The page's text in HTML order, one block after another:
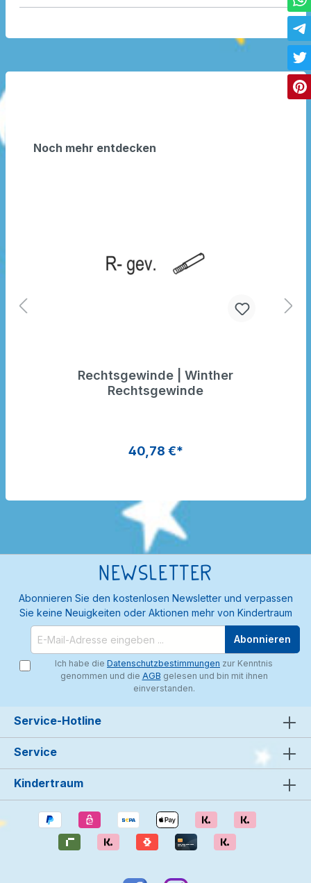
Noch mehr entdecken
Rechtsgewinde | Winther
Rechtsgewinde
40,78 €*
Newsletter
Abonnieren Sie den kostenlosen Newsletter und verpassen
Sie keine Neuigkeiten oder Aktionen mehr von Kindertraum
Abonnieren
Ich habe die Datenschutzbestimmungen zur Kenntnis
genommen und die AGB gelesen und bin mit ihnen
einverstanden.
Service-Hotline
Service
Kindertraum